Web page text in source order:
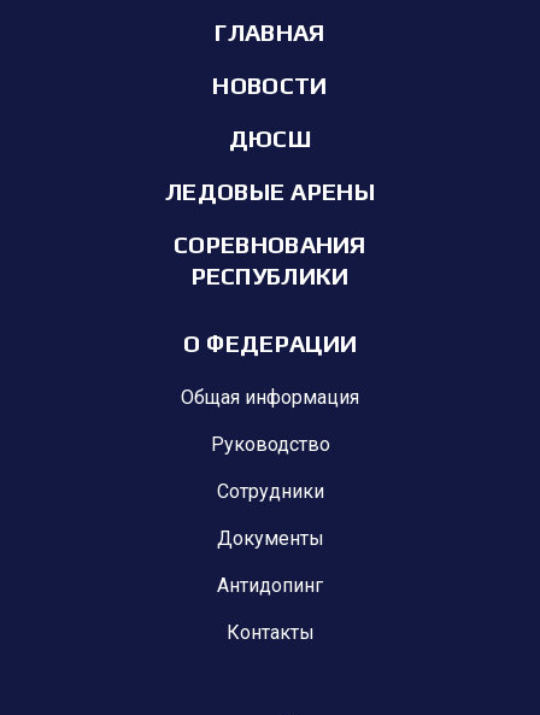
ГЛАВНАЯ
НОВОСТИ
ДЮСШ
ЛЕДОВЫЕ АРЕНЫ
СОРЕВНОВАНИЯ
РЕСПУБЛИКИ
О ФЕДЕРАЦИИ
Общая информация
Руководство
Сотрудники
Документы
Антидопинг
Контакты